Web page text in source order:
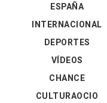
ESPAÑA
INTERNACIONAL
DEPORTES
VÍDEOS
CHANCE
CULTURAOCIO